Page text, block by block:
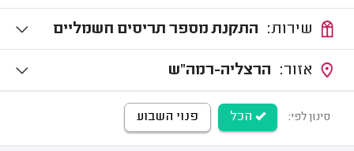
התקנת מספר תריסים חשמליים
הרצליה-רמה"ש
סינון לפי: הכל פנוי השבוע